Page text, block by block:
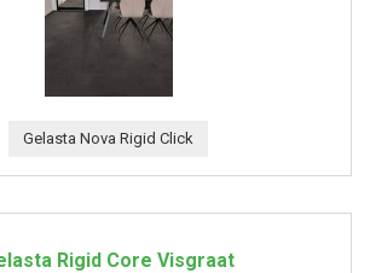
Gelasta Nova Rigid Click
Rigid Core Visgraat